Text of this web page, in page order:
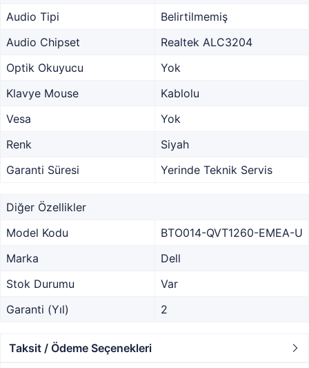
Audio Tipi
Belirtilmemiş
Audio Chipset
Realtek ALC3204
Optik Okuyucu
Yok
Klavye Mouse
Kablolu
Vesa
Yok
Renk
Siyah
Garanti Süresi
Yerinde Teknik Servis
Diğer Özellikler
Model Kodu
BTO014-QVT1260-EMEA-U
Marka
Dell
Stok Durumu
Var
Garanti (Yıl)
2
Taksit / Ödeme Seçenekleri